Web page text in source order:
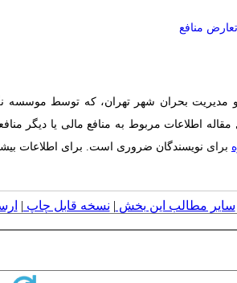
منافع
مدیریت بحران شهر تهران، که توسط موسسه
اطلاعات مربوط به منافع مالی یا دیگر
برای نویسندگان ضروری است. برای اطلاعات
سایر مطالب این بخش | نسخه قابل چاپ |